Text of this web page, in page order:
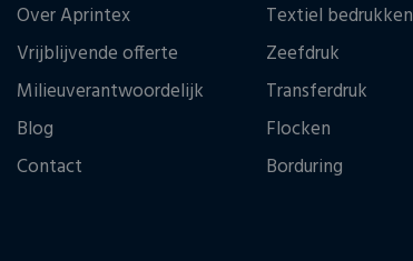
Over Aprintex
Vrijblijvende offerte
Milieuverantwoordelijk
Blog
Contact
Textiel bedrukken
Zeefdruk
Transferdruk
Flocken
Borduring